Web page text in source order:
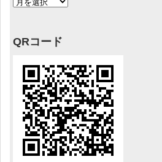
QRコード